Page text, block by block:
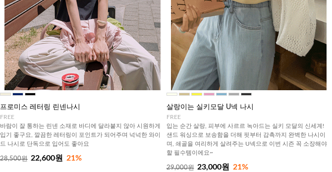
프로미스 레터링 린넨나시
FREE
바람이 잘 통하는 린넨 소재로 바디에 달라붙지 않아 시원하게
입기 좋구요, 깔끔한 레터링이 포인트가 되어주며 넉넉한 와이
드 나시로 단독으로 입어도 좋아요
28,500원 22,600원 21%
살랑이는 실키모달 U넥 나시
FREE
입는 순간 살랑, 피부에 사르르 녹아드는 실키 모달의 신세계!
샌드 워싱으로 보송함을 더해 핏부터 감촉까지 완벽한 나시이
며, 쇄골을 여리하게 살려주는 U넥으로 이번 시즌 꼭 소장해야
할 필수템이에요~
29,000원 23,000원 21%